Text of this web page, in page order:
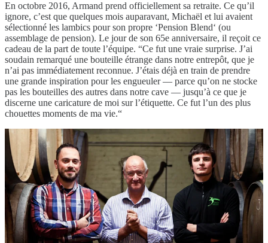
En octobre 2016, Armand prend officiellement sa retraite. Ce qu’il
ignore, c’est que quelques mois auparavant, Michaël et lui avaient
sélectionné les lambics pour son propre ‘Pension Blend‘ (ou
assemblage de pension). Le jour de son 65e anniversaire, il reçoit ce
cadeau de la part de toute l’équipe. “Ce fut une vraie surprise. J’ai
soudain remarqué une bouteille étrange dans notre entrepôt, que je
n’ai pas immédiatement reconnue. J’étais déjà en train de prendre
une grande inspiration pour les engueuler — parce qu’on ne stocke
pas les bouteilles des autres dans notre cave — jusqu’à ce que je
discerne une caricature de moi sur l’étiquette. Ce fut l’un des plus
chouettes moments de ma vie.“